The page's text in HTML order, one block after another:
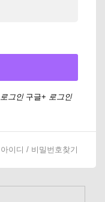
로그인 구글+ 로그인
아이디 / 비밀번호찾기